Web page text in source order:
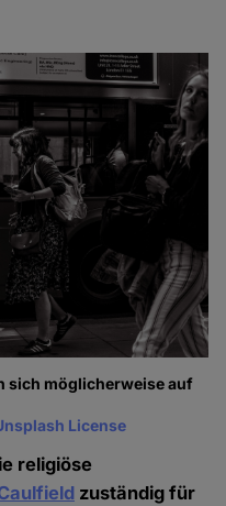
sich möglicherweise auf
License
religiöse
zuständig für